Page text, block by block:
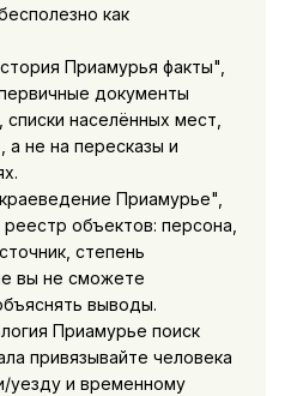
как
Приамурья факты",
документы
населённых мест,
не на пересказы и
Приамурье",
объектов: персона,
степень
вы не сможете
выводы.
Приамурье поиск
привязывайте человека
уезду и временному